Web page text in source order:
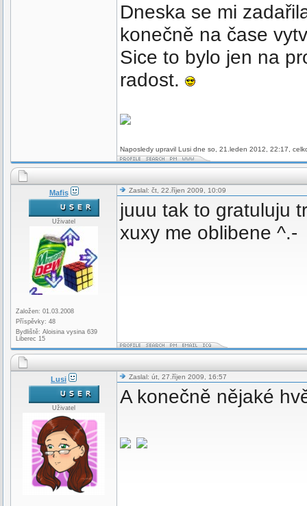
Dneska se mi
konečně na čase
Sice to bylo jen na
radost.
Naposledy upravil Lusi dne so, 21.leden 2012, 22:17,
Mafis
Uživatel
Založen: 01.03.2008
Příspěvky: 48
Bydliště: Aloisina vysina 639
Liberec 15
Zaslal: čt, 22.říjen 2009, 10:09
juuu tak to gratuluju
xuxy me oblibene ^.-
Lusi
Uživatel
Zaslal: út, 27.říjen 2009, 16:57
A konečně nějaké